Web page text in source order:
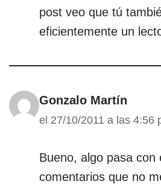
post veo que tú
eficientemente un
Gonzalo Martín
el 27/10/2011 a las 4:56
Bueno, algo pasa con
comentarios que no